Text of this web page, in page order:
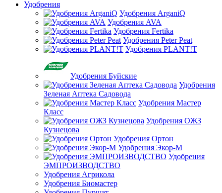
Удобрения
Удобрения ArganiQ
Удобрения AVA
Удобрения Fertika
Удобрения Peter Peat
Удобрения PLANT!T
Удобрения Буйские
Удобрения
Зеленая Аптека Садовода
Удобрения Мастер
Класс
Удобрения ОЖЗ
Кузнецова
Удобрения Ортон
Удобрения Экор-М
Удобрения
ЭМПРОИЗВОДСТВО
Удобрения Агрикола
Удобрения Биомастер